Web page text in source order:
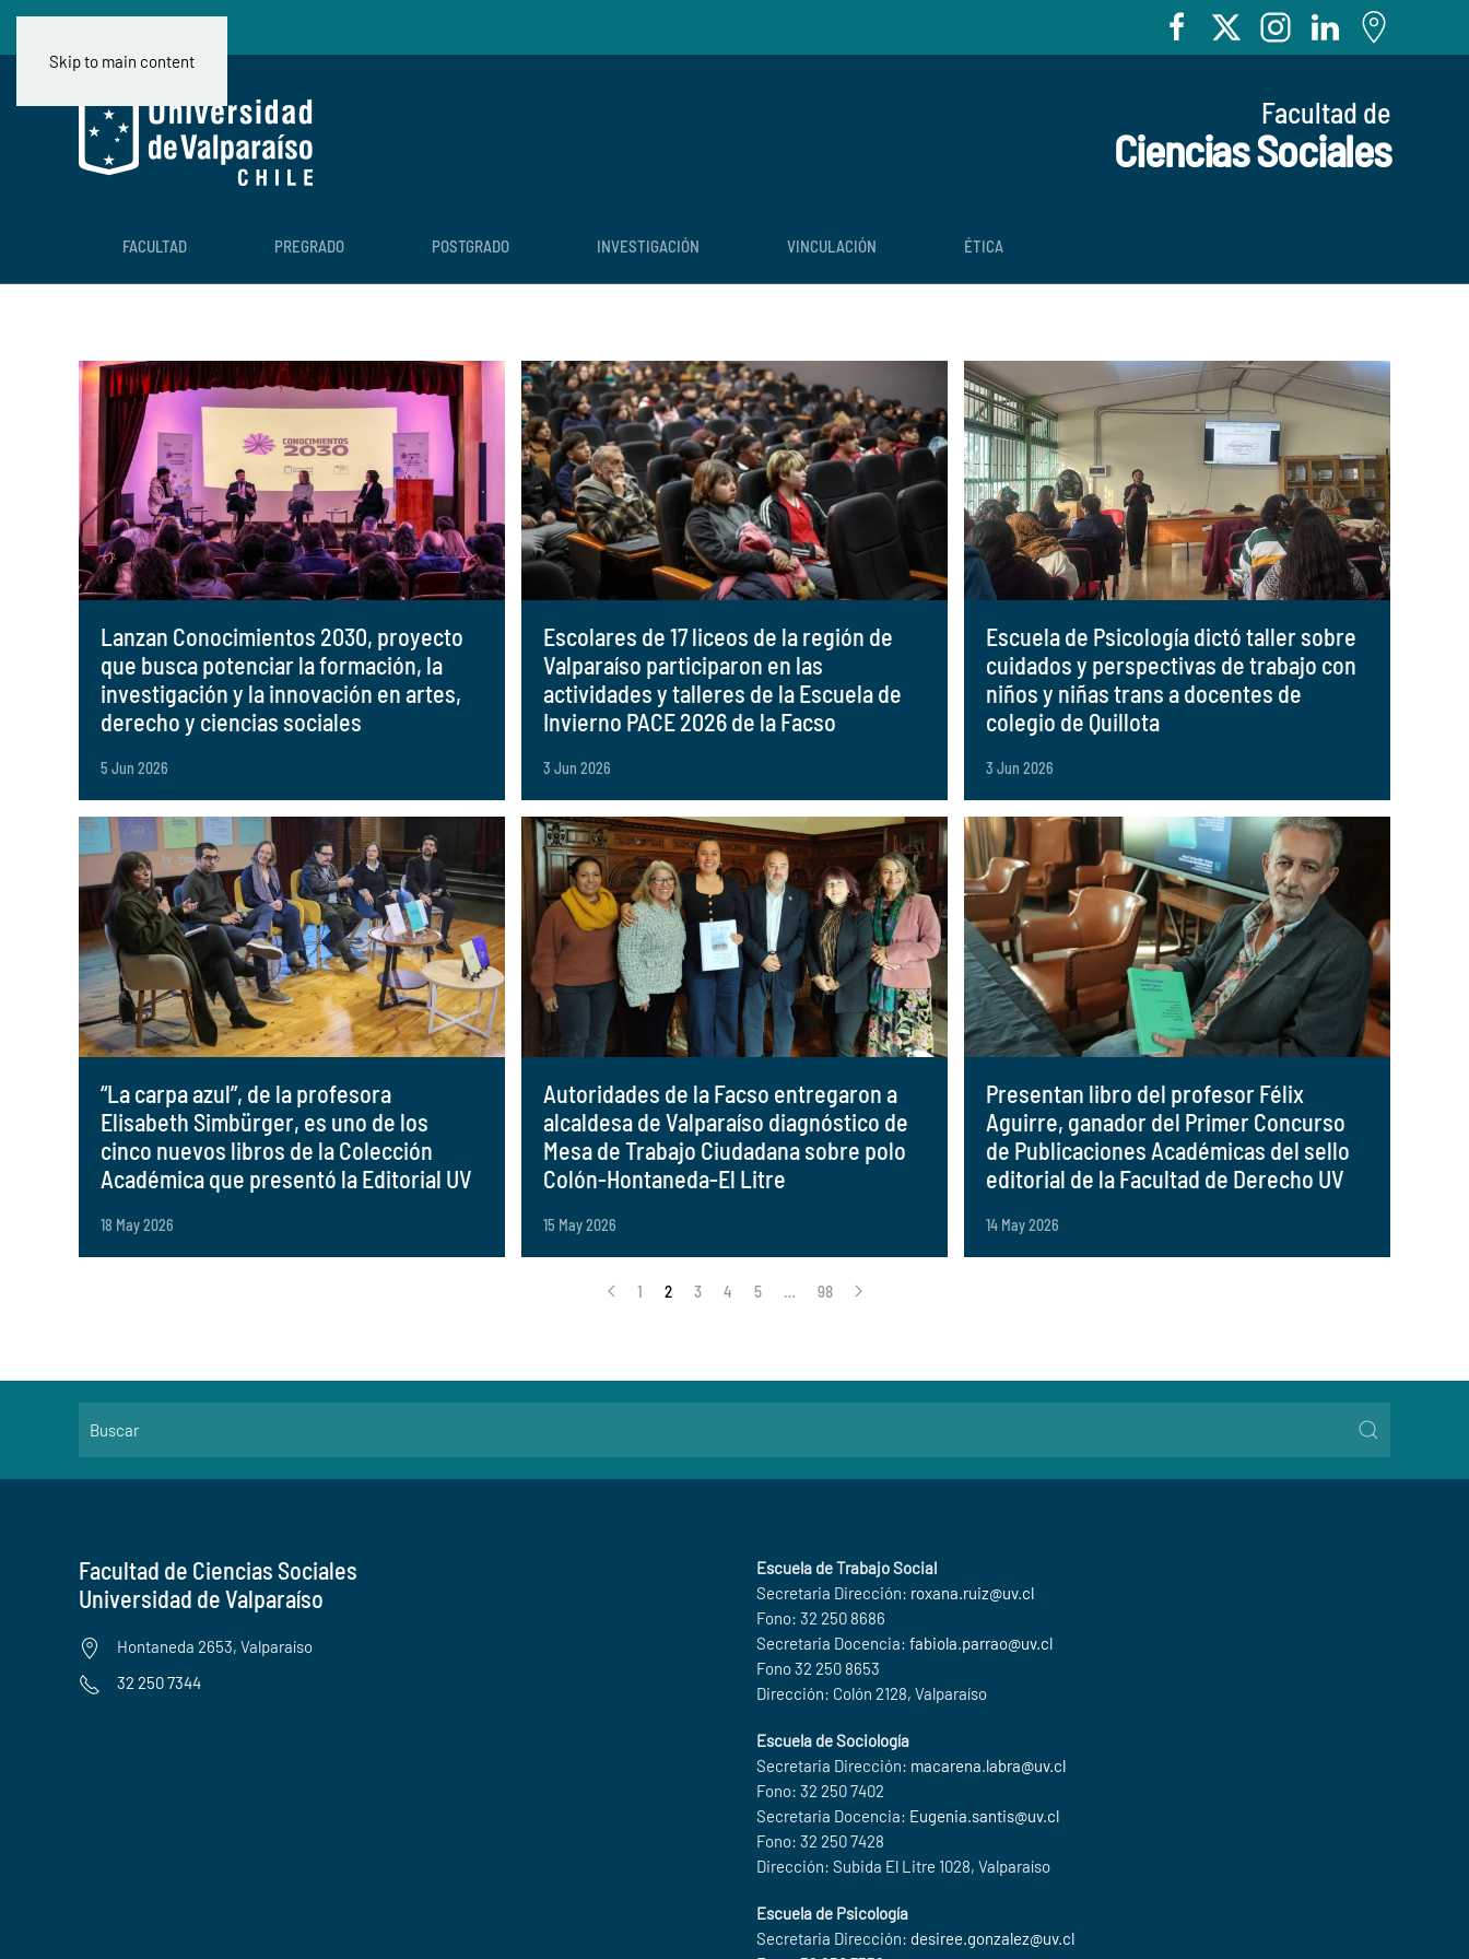
Skip to main content
Facultad de
Ciencias Sociales
FACULTAD PREGRADO POSTGRADO INVESTIGACIÓN VINCULACIÓN ÉTICA
Lanzan Conocimientos 2030, proyecto
que busca potenciar la formación, la
investigación y la innovación en artes,
derecho y ciencias sociales
5 Jun 2026
Escolares de 17 liceos de la región de
Valparaíso participaron en las
actividades y talleres de la Escuela de
Invierno PACE 2026 de la Facso
3 Jun 2026
Escuela de Psicología dictó taller sobre
cuidados y perspectivas de trabajo con
niños y niñas trans a docentes de
colegio de Quillota
3 Jun 2026
“La carpa azul”, de la profesora
Elisabeth Simbürger, es uno de los
cinco nuevos libros de la Colección
Académica que presentó la Editorial UV
18 May 2026
Autoridades de la Facso entregaron a
alcaldesa de Valparaíso diagnóstico de
Mesa de Trabajo Ciudadana sobre polo
Colón-Hontaneda-El Litre
15 May 2026
Presentan libro del profesor Félix
Aguirre, ganador del Primer Concurso
de Publicaciones Académicas del sello
editorial de la Facultad de Derecho UV
14 May 2026
1 2 3 4 5 … 98
Facultad de Ciencias Sociales
Universidad de Valparaíso
Hontaneda 2653, Valparaíso
32 250 7344
Escuela de Trabajo Social
Secretaria Dirección: roxana.ruiz@uv.cl
Fono: 32 250 8686
Secretaria Docencia: fabiola.parrao@uv.cl
Fono 32 250 8653
Dirección: Colón 2128, Valparaíso
Escuela de Sociología
Secretaria Dirección: macarena.labra@uv.cl
Fono: 32 250 7402
Secretaria Docencia: Eugenia.santis@uv.cl
Fono: 32 250 7428
Dirección: Subida El Litre 1028, Valparaíso
Escuela de Psicología
Secretaria Dirección: desiree.gonzalez@uv.cl